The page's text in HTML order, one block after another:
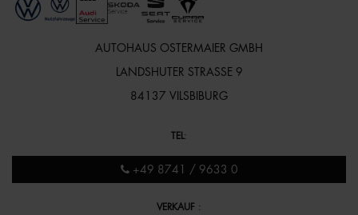
AUTOHAUS OSTERMAIER GMBH
LANDSHUTER STRASSE 9
84137 VILSBIBURG
TEL:
+49 8741 / 9633 0
VERKAUF :